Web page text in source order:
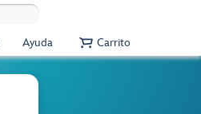
Ayuda Carrito